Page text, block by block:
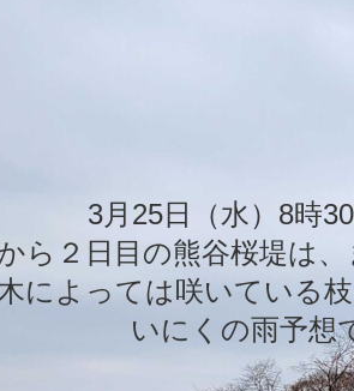
3月25日（水）8時
ら２日目の熊谷桜堤は
によっては咲いている
いにくの雨予想